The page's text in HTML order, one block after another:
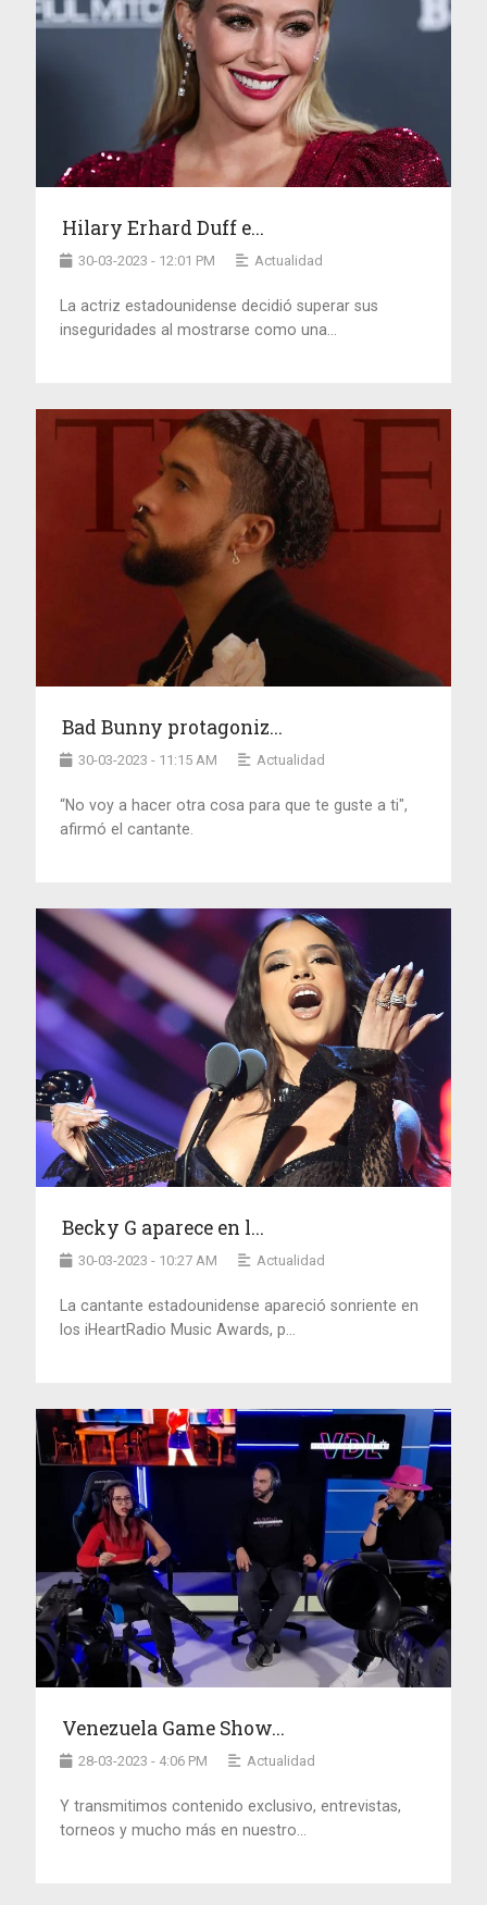
Hilary Erhard Duff e...
30-03-2023 - 12:01 PM Actualidad
La actriz estadounidense decidió superar sus
inseguridades al mostrarse como una...
Bad Bunny protagoniz...
30-03-2023 - 11:15 AM Actualidad
“No voy a hacer otra cosa para que te guste a ti",
afirmó el cantante.
Becky G aparece en l...
30-03-2023 - 10:27 AM Actualidad
La cantante estadounidense apareció sonriente en
los iHeartRadio Music Awards, p...
Venezuela Game Show...
28-03-2023 - 4:06 PM Actualidad
Y transmitimos contenido exclusivo, entrevistas,
torneos y mucho más en nuestro...